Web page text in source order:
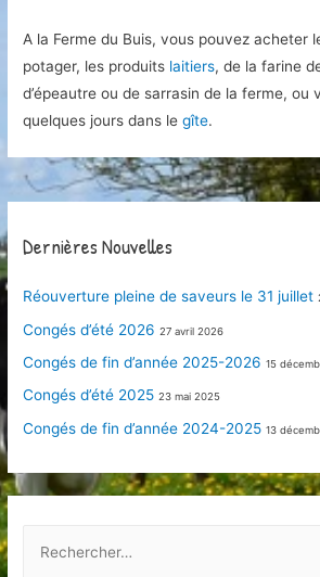
A la Ferme du Buis, vous pouvez acheter
potager, les produits laitiers, de la farine
d’épeautre ou de sarrasin de la ferme, ou
quelques jours dans legîte.
Dernières Nouvelles
Réouverture pleine de saveurs le 31 juillet
Congés d’été 2026 27 avril 2026
Congés de fin d’année 2025-2026 15
Congés d’été 2025 23 mai 2025
Congés de fin d’année 2024-2025 13